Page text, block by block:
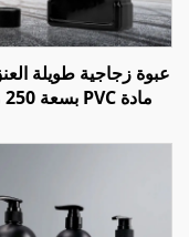
عبوة زجاجية طويلة
السيارة